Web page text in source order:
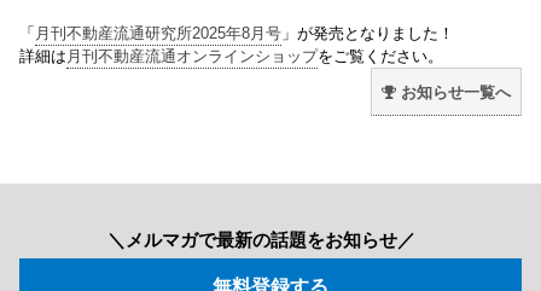
「 月刊不動産流通研究所2025年8月号 」が発売となりました！
詳細は 月刊不動産流通オンラインショップをご覧ください。
お知らせ一覧へ
＼メルマガで最新の話題をお知らせ／